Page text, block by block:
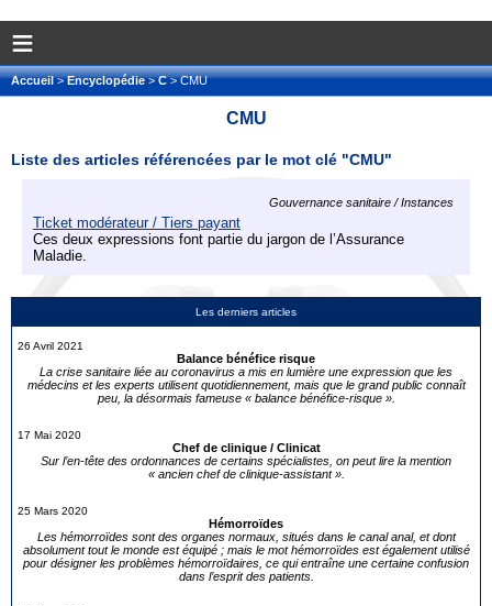
≡
Accueil>Encyclopédie>C> CMU
Les derniers articles
26 Avril 2021
Balance bénéfice risque
La crise sanitaire liée au coronavirus a mis en lumière une expression que les
médecins et les experts utilisent quotidiennement, mais que le grand public connaît
peu, la désormais fameuse « balance bénéfice-risque ».
17 Mai 2020
Chef de clinique / Clinicat
Sur l’en-tête des ordonnances de certains spécialistes, on peut lire la mention
« ancien chef de clinique-assistant ».
25 Mars 2020
Hémorroïdes
Les hémorroïdes sont des organes normaux, situés dans le canal anal, et dont
absolument tout le monde est équipé ; mais le mot hémorroïdes est également utilisé
pour désigner les problèmes hémorroïdaires, ce qui entraîne une certaine confusion
dans l’esprit des patients.
CMU
Liste des articles référencées par le mot clé "CMU"
Gouvernance sanitaire / Instances
Ticket modérateur / Tiers payant
Ces deux expressions font partie du jargon de l’Assurance
Maladie.